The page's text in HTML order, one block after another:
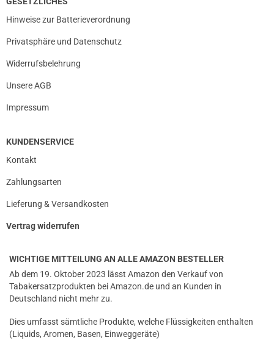
Hinweise zur Batterieverordnung
Privatsphäre und Datenschutz
Widerrufsbelehrung
Unsere AGB
Impressum
KUNDENSERVICE
Kontakt
Zahlungsarten
Lieferung & Versandkosten
Vertrag widerrufen
WICHTIGE MITTEILUNG AN ALLE AMAZON BESTELLER
Ab dem 19. Oktober 2023 lässt Amazon den Verkauf von
Tabakersatzprodukten bei Amazon.de und an Kunden in
Deutschland nicht mehr zu.
Dies umfasst sämtliche Produkte, welche Flüssigkeiten enthalten
(Liquids, Aromen, Basen, Einweggeräte)